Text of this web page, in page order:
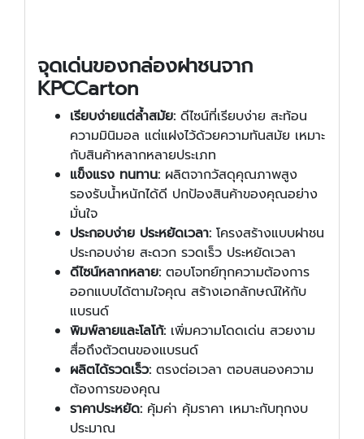
จุดเด่นของกล่องฝาชนจาก
KPCCarton
เรียบง่ายแต่ล้ำสมัย: ดีไซน์ที่เรียบง่าย สะท้อน
ความมินิมอล แต่แฝงไว้ด้วยความทันสมัย เหมาะ
กับสินค้าหลากหลายประเภท
แข็งแรง ทนทาน: ผลิตจากวัสดุคุณภาพสูง
รองรับน้ำหนักได้ดี ปกป้องสินค้าของคุณอย่าง
มั่นใจ
ประกอบง่าย ประหยัดเวลา: โครงสร้างแบบฝาชน
ประกอบง่าย สะดวก รวดเร็ว ประหยัดเวลา
ดีไซน์หลากหลาย: ตอบโจทย์ทุกความต้องการ
ออกแบบได้ตามใจคุณ สร้างเอกลักษณ์ให้กับ
แบรนด์
พิมพ์ลายและโลโก้: เพิ่มความโดดเด่น สวยงาม
สื่อถึงตัวตนของแบรนด์
ผลิตได้รวดเร็ว: ตรงต่อเวลา ตอบสนองความ
ต้องการของคุณ
ราคาประหยัด: คุ้มค่า คุ้มราคา เหมาะกับทุกงบ
ประมาณ